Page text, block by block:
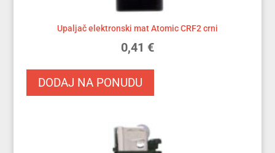
Upaljač elektronski mat Atomic CRF2 crni
0,41 €
DODAJ NA PONUDU